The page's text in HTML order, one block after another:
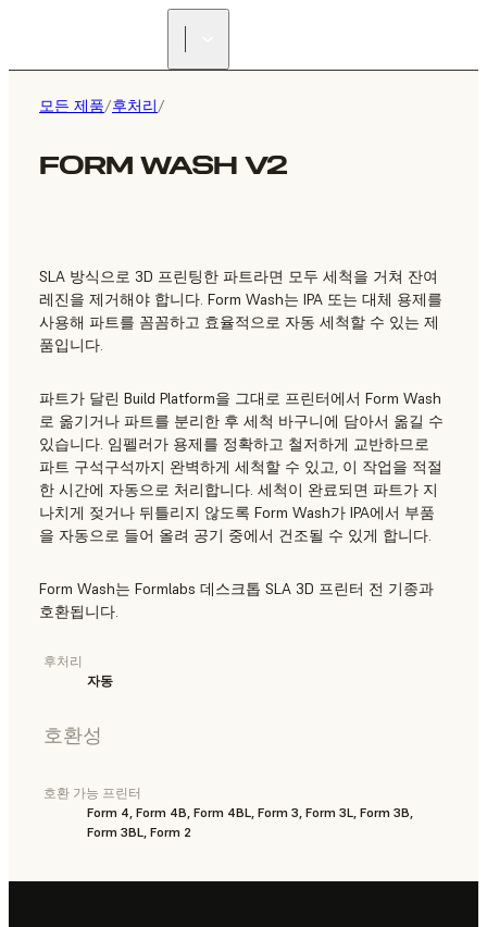
모든 제품/후처리/
FORM WASH V2
SLA 방식으로 3D 프린팅한 파트라면 모두 세척을 거쳐 잔여
레진을 제거해야 합니다. Form Wash는 IPA 또는 대체 용제를
사용해 파트를 꼼꼼하고 효율적으로 자동 세척할 수 있는 제
품입니다.
파트가 달린 Build Platform을 그대로 프린터에서 Form Wash
로 옮기거나 파트를 분리한 후 세척 바구니에 담아서 옮길 수
있습니다. 임펠러가 용제를 정확하고 철저하게 교반하므로
파트 구석구석까지 완벽하게 세척할 수 있고, 이 작업을 적절
한 시간에 자동으로 처리합니다. 세척이 완료되면 파트가 지
나치게 젖거나 뒤틀리지 않도록 Form Wash가 IPA에서 부품
을 자동으로 들어 올려 공기 중에서 건조될 수 있게 합니다.
Form Wash는 Formlabs 데스크톱 SLA 3D 프린터 전 기종과
호환됩니다.
후처리
자동
호환성
호환 가능 프린터
Form 4, Form 4B, Form 4BL, Form 3, Form 3L, Form 3B,
Form 3BL, Form 2